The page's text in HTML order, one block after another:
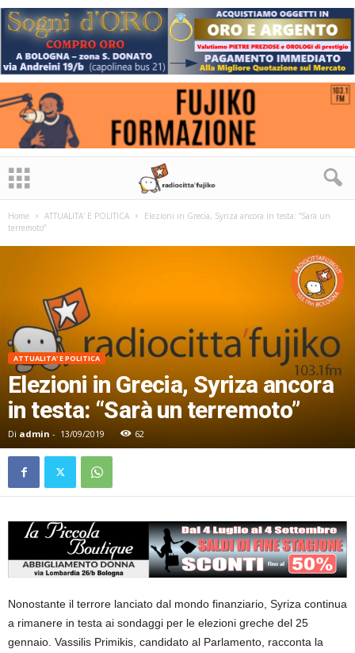
Home ATTUALITA' E POLITICA
Elezioni in Grecia, Syriza ancora in testa: “Sarà un
terremoto”
ATTUALITA' E POLITICA
Elezioni in Grecia, Syriza ancora
in testa: “Sarà un terremoto”
Di admin - 13/09/2019 62
Nonostante il terrore lanciato dal mondo finanziario, Syriza continua
a rimanere in testa ai sondaggi per le elezioni greche del 25
gennaio. Vassilis Primikis, candidato al Parlamento, racconta la